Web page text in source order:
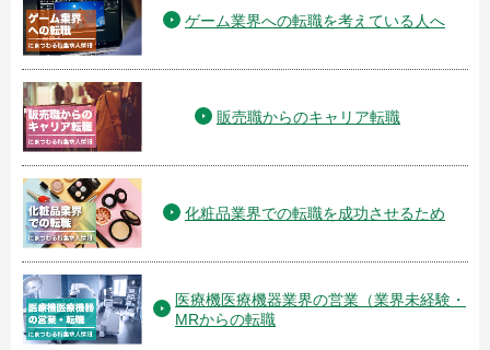
ゲーム業界への転職を考えている人へ
販売職からのキャリア転職
化粧品業界での転職を成功させるため
医療機医療機器業界の営業（業界未経験・
MRからの転職